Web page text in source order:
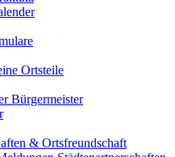
Ortsteile
Bürgermeister
& Ortsfreundschaft